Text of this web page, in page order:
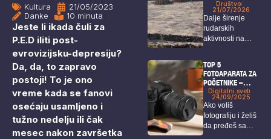
Kultura
21/05/2023
Danke
10 minuta
Jeste li ikada čuli za
P.E.D iliti post-
evrovizijsku-depresiju?
Da, da, to zapravo
postoji! To je ono
vreme kada se fanovi
osećaju usamljeno i
tužno nedelju ili čak
mesec nakon završetka
Bora i Zaječara?
Društvo
21/07/2026
Dalje širenje
rudarskih
aktivnosti na
intenzivno...
TOP 5
FOTOAPARATA ZA
POČETNIKE –
vodič
Digitalni svet
24/09/2025
Ako voliš
fotografiju i želiš
da pređeš sa